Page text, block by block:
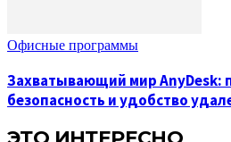
Офисные программы
Захватывающий мир AnyDesk:
безопасность и удобство